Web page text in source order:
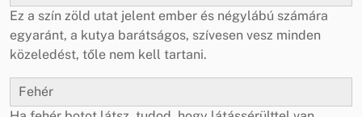
Ez a szín zöld utat jelent ember és négylábú számára
egyaránt, a kutya barátságos, szívesen vesz minden
közeledést, tőle nem kell tartani.
Fehér